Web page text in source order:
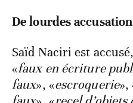
De lourdes
Saïd Naciri est
«faux en écriture
faux», «escroquerie»,